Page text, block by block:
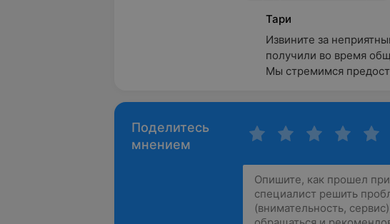
Тари
Извините за
получили во время
Мы стремимся
Поделитесь
мнением